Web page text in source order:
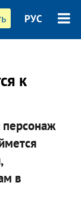
РУС
к
в